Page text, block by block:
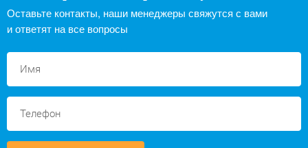
Оставьте контакты, наши менеджеры свяжутся с вами
и ответят на все вопросы